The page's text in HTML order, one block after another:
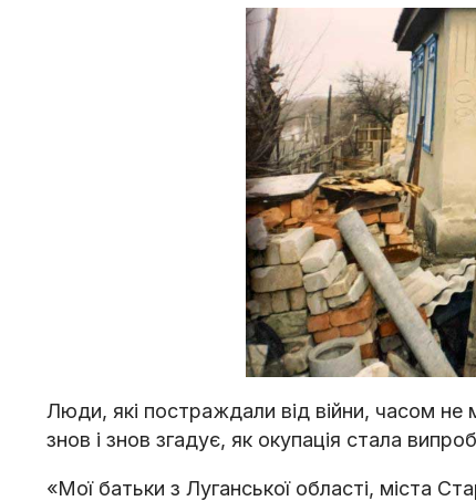
Люди, які постраждали від війни, часом
знов і знов згадує, як окупація стала
«Мої батьки з Луганської області, міста